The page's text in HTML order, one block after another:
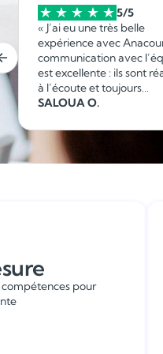
5/5
« J’ai eu une très belle
expérience avec
communication avec
est excellente : ils sont
à l’écoute et toujours
disponibles en cas de
charge de nouveaux
sont fréquentes et
en fonction de mes
collaboration sérieuse,
recommande sans
SALOUA O.
compétences pour